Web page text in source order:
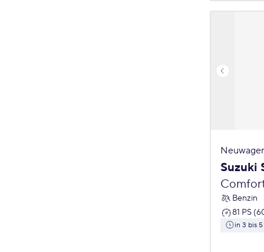
Suzuki
Benzin
81 PS
in 3 bis